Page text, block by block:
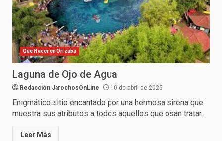
Qué Hacer en Orizaba
Laguna de Ojo de Agua
Redacción JarochosOnLine 10 de abril de 2025
Enigmático sitio encantado por una hermosa sirena que
muestra sus atributos a todos aquellos que osan tratar...
Leer Más